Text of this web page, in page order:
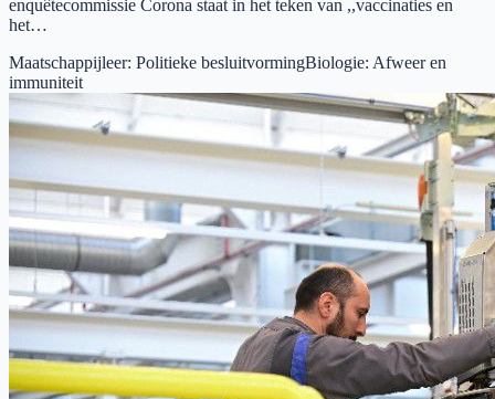
enquêtecommissie Corona staat in het teken van ,,vaccinaties en
het…
Maatschappijleer: Politieke besluitvormingBiologie: Afweer en
immuniteit